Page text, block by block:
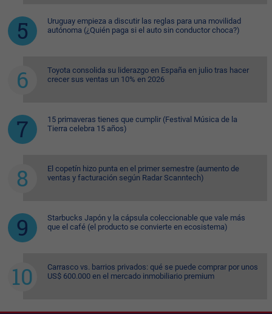
Uruguay empieza a discutir las reglas para una movilidad
autónoma (¿Quién paga si el auto sin conductor choca?)
Toyota consolida su liderazgo en España en julio tras hacer
crecer sus ventas un 10% en 2026
15 primaveras tienes que cumplir (Festival Música de la
Tierra celebra 15 años)
El copetín hizo punta en el primer semestre (aumento de
ventas y facturación según Radar Scanntech)
Starbucks Japón y la cápsula coleccionable que vale más
que el café (el producto se convierte en ecosistema)
Carrasco vs. barrios privados: qué se puede comprar por unos
US$ 600.000 en el mercado inmobiliario premium